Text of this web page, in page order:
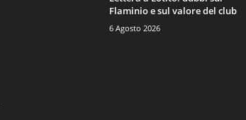
Flaminio e sul valore del club
6 Agosto 2026